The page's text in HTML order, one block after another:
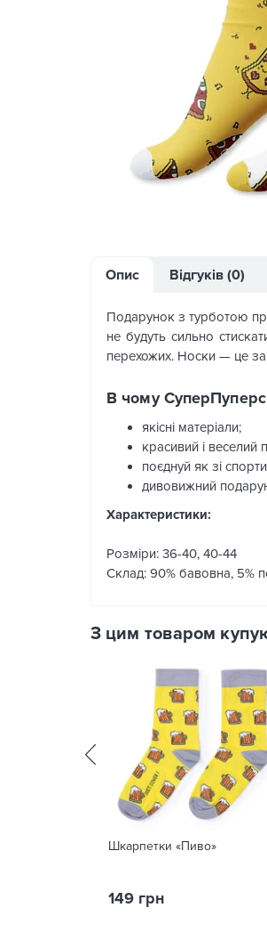
Опис Відгуків (0)
Подарунок з турботою
не будуть сильно
перехожих. Носки — це
В чому
якісні матеріали;
красивий і веселий
поєднуй як зі
дивовижний
Характеристики:
Розміри: 36-40, 40-44
Склад: 90% бавовна, 5%
З цим товаром
Шкарпетки «Пиво»
149 грн